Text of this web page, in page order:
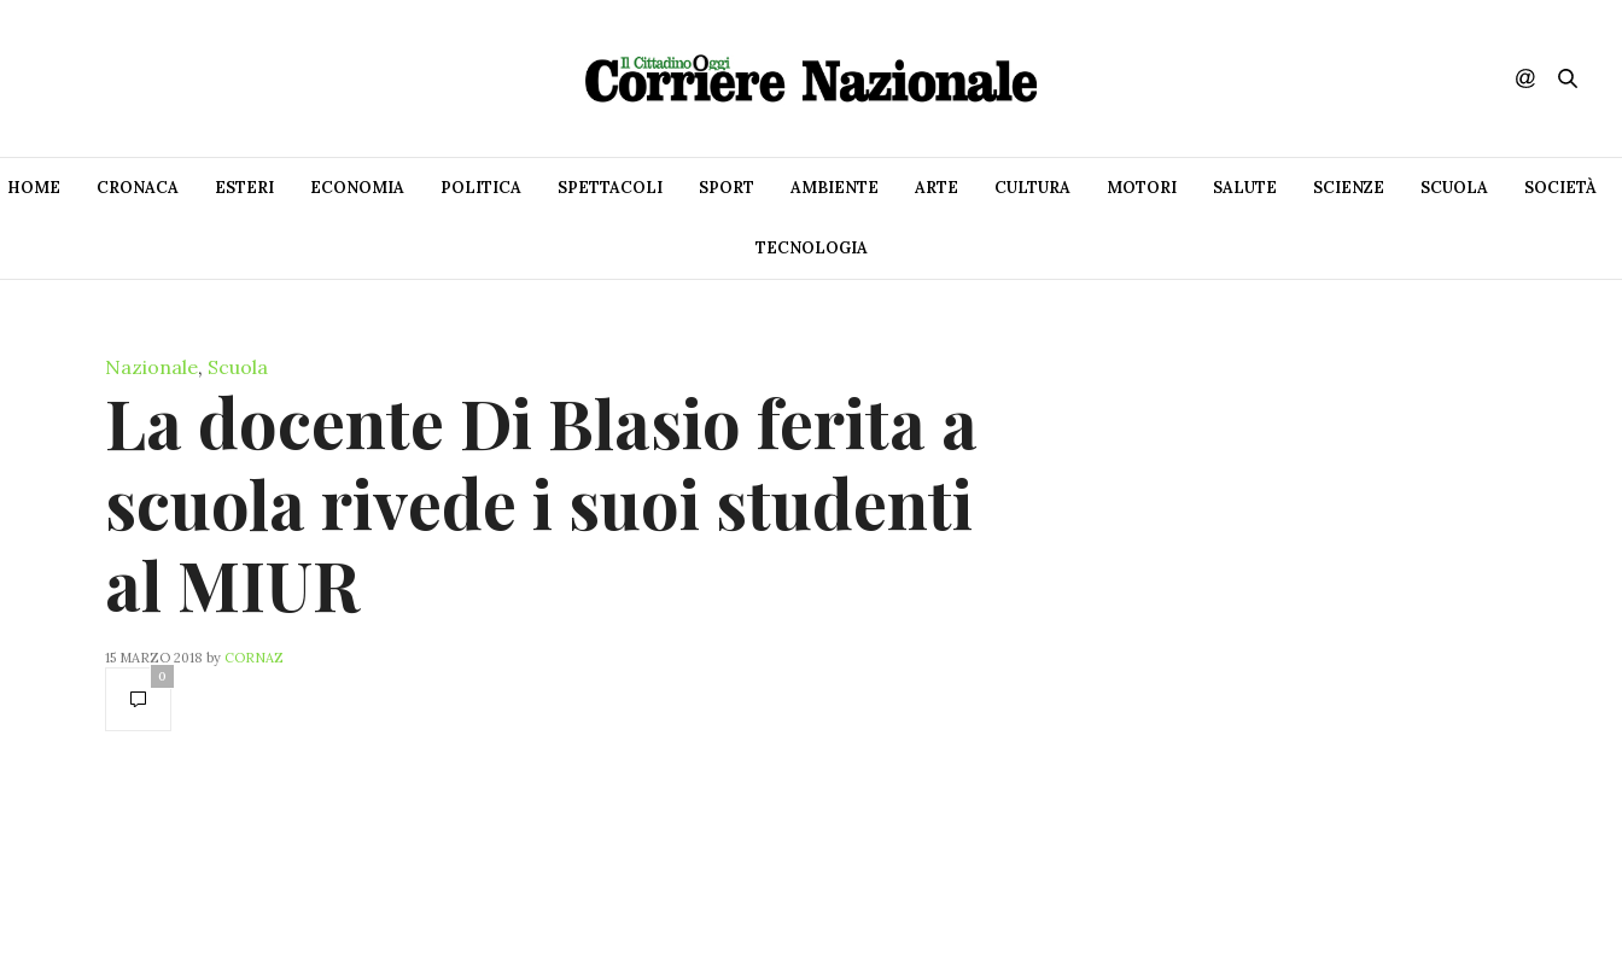
HOME CRONACA ESTERI ECONOMIA POLITICA SPETTACOLI SPORT AMBIENTE ARTE CULTURA MOTORI SALUTE SCIENZE SCUOLA SOCIETÀ
TECNOLOGIA
Nazionale, Scuola
La docente Di Blasio ferita a
scuola rivede i suoi studenti
al MIUR
15 MARZO 2018 by CORNAZ
0